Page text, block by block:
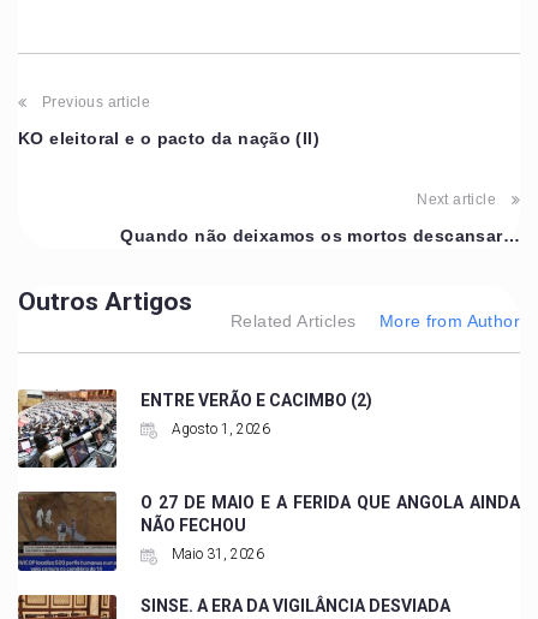
Previous article
KO eleitoral e o pacto da nação (II)
Next article
Quando não deixamos os mortos descansar…
Outros Artigos
Related Articles More from Author
ENTRE VERÃO E CACIMBO (2)
Agosto 1, 2026
O 27 DE MAIO E A FERIDA QUE ANGOLA AINDA
NÃO FECHOU
Maio 31, 2026
SINSE. A ERA DA VIGILÂNCIA DESVIADA